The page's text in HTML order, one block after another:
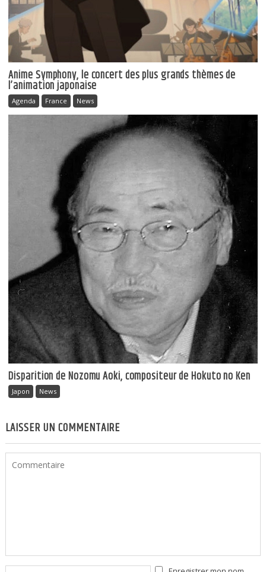
Anime Symphony, le concert des plus grands thèmes de
l’animation japonaise
Agenda France News
Disparition de Nozomu Aoki, compositeur de Hokuto no Ken
Japon News
LAISSER UN COMMENTAIRE